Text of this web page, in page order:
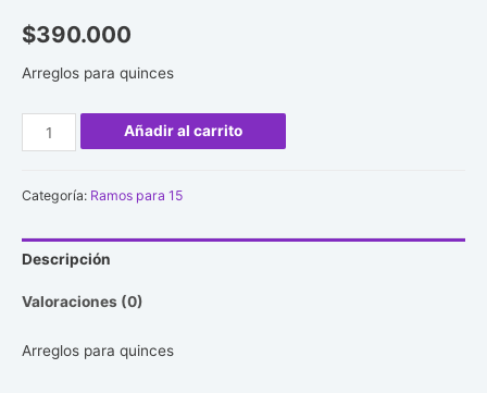
$390.000
Arreglos para quinces
Ramo
para
cantidad
Añadir al carrito
Categoría: Ramos para 15
Descripción
Valoraciones (0)
Arreglos para quinces